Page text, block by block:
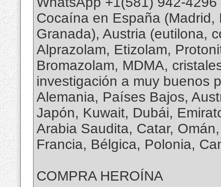
Cocaína en España
Granada), Austria (eutilona,
Alprazolam, Etizolam,
Bromazolam, MDMA,
investigación a muy buenos
Alemania, Países Bajos,
Japón, Kuwait, Dubái,
Arabia Saudita, Catar,
Francia, Bélgica, Polonia,
COMPRA HEROÍNA